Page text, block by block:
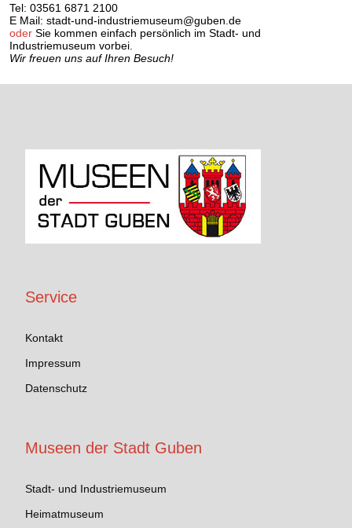
Tel: 03561 6871 2100
E Mail: stadt-und-industriemuseum@guben.de
oder Sie kommen einfach persönlich im Stadt- und
Industriemuseum vorbei.
Wir freuen uns auf Ihren Besuch!
Service
Kontakt
Impressum
Datenschutz
Museen der Stadt Guben
Stadt- und Industriemuseum
Heimatmuseum